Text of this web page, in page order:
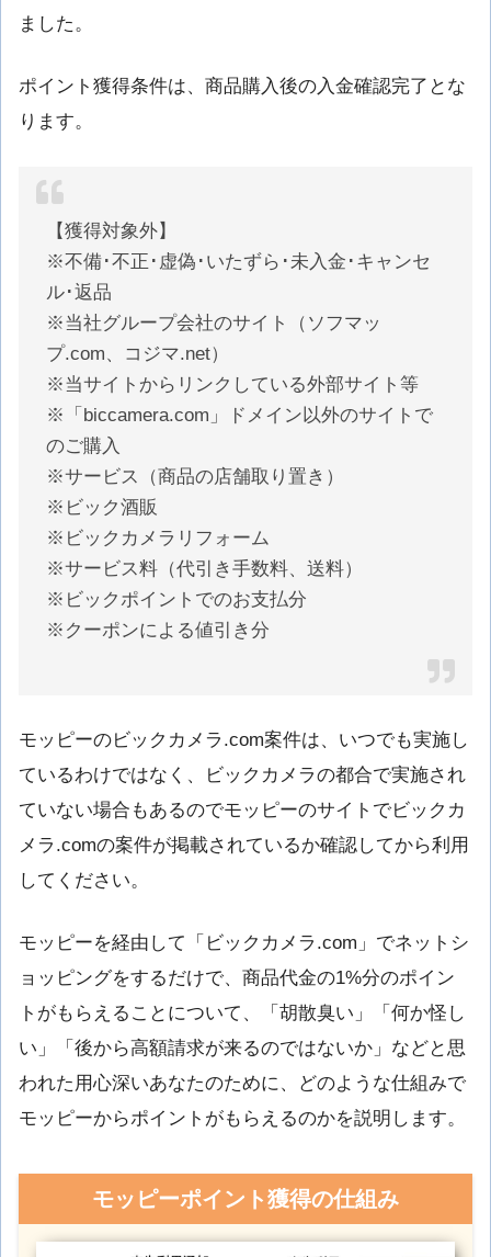
ました。
ポイント獲得条件は、商品購入後の入金確認完了とな
ります。
【獲得対象外】
※不備･不正･虚偽･いたずら･未入金･キャンセ
ル･返品
※当社グループ会社のサイト（ソフマッ
プ.com、コジマ.net）
※当サイトからリンクしている外部サイト等
※「biccamera.com」ドメイン以外のサイトで
のご購入
※サービス（商品の店舗取り置き）
※ビック酒販
※ビックカメラリフォーム
※サービス料（代引き手数料、送料）
※ビックポイントでのお支払分
※クーポンによる値引き分
モッピーのビックカメラ.com案件は、いつでも実施し
ているわけではなく、ビックカメラの都合で実施され
ていない場合もあるのでモッピーのサイトでビックカ
メラ.comの案件が掲載されているか確認してから利用
してください。
モッピーを経由して「ビックカメラ.com」でネットシ
ョッピングをするだけで、商品代金の1%分のポイン
トがもらえることについて、「胡散臭い」「何か怪し
い」「後から高額請求が来るのではないか」などと思
われた用心深いあなたのために、どのような仕組みで
モッピーからポイントがもらえるのかを説明します。
モッピーポイント獲得の仕組み